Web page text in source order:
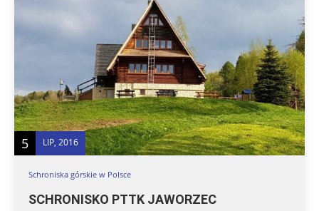
5 LIP, 2016
Schroniska górskie w Polsce
SCHRONISKO PTTK JAWORZEC